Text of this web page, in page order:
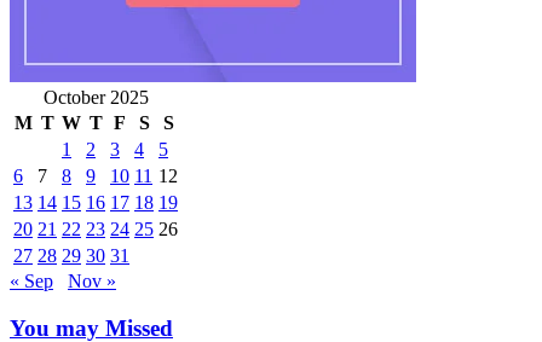
October 2025
M T W T F S
S
1
2 3 4
5
6
7 8 9 10 11 12
13 14 15 16 17 18 19
20 21 22 23 24 25 26
27 28 29 30 31
« Sep
Nov »
You may Missed